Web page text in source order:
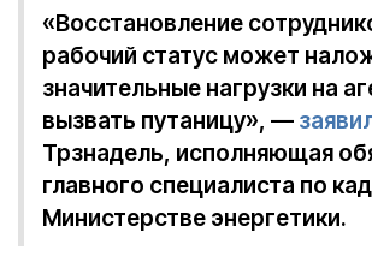
«Восстановление
рабочий статус может
значительные нагрузки на
вызвать путаницу», —
Трзнадель, исполняющая
главного специалиста по
Министерстве энергетики.